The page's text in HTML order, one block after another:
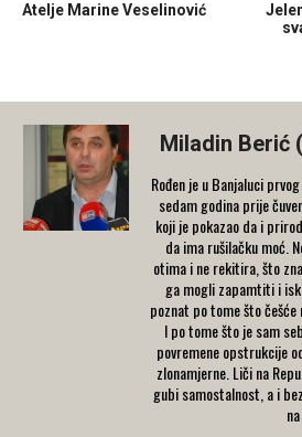
Atelje Marine Veselinović
Miladin Berić
Rođen je u Banjaluci
sedam godina prije
koji je pokazao da i
da ima rušilačku moć.
otima i ne rekitira, što
ga mogli zapamtiti i
poznat po tome što
I po tome što je sam
povremene opstrukcije
zlonamjerne. Liči na
gubi samostalnost, a i